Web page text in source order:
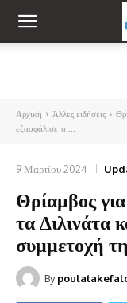
Αρχική Άλλες ειδήσεις
εξασφάλισε τη...
9 Μαρτίου 2024
Θρίαμβος
τα Διλινάτα
συμμετοχή
By